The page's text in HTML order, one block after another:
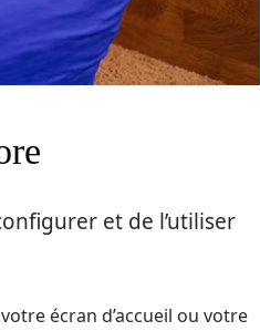
et de l’utiliser
écran d’accueil ou votre